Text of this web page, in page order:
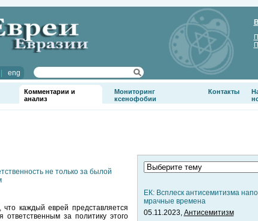
eng
Комментарии и
анализ
Мониторинг
ксенофобии
Контакты
не только за былой
каждый еврей представляется
за политику этого
ЕК: Всплеск антисемитизма
мрачные времена
05.11.2023, Антисемитизм